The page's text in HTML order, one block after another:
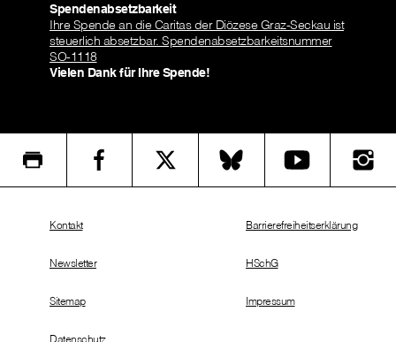
Spendenabsetzbarkeit
Ihre Spende an die Caritas der Diözese Graz-Seckau ist
steuerlich absetzbar. Spendenabsetzbarkeitsnummer
SO-1118
Vielen Dank für Ihre Spende!
Kontakt
Newsletter
Sitemap
Datenschutz
Barrierefreiheitserklärung
HSchG
Impressum